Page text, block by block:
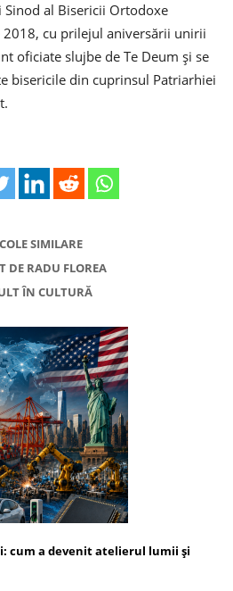
al Bisericii Ortodoxe
cu prilejul aniversării unirii
oficiate slujbe de Te Deum şi se
bisericile din cuprinsul Patriarhiei
SIMILARE
DE RADU FLOREA
ÎN CULTURĂ
cum a devenit atelierul lumii și